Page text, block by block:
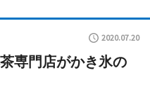
2020.07.20
専門店がかき氷の